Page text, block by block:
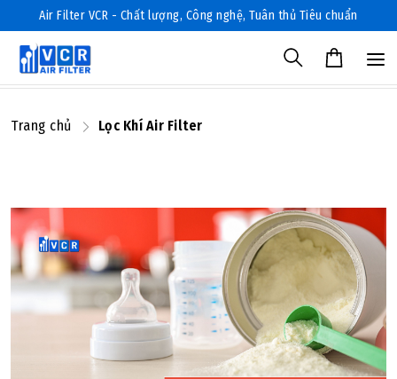
Air Filter VCR - Chất lượng, Công nghệ, Tuân thủ Tiêu chuẩn
Trang chủ Lọc Khí Air Filter